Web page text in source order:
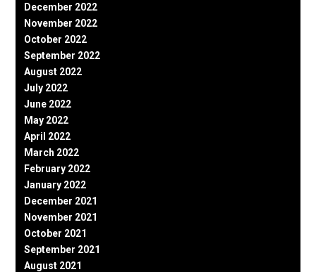
December 2022
November 2022
October 2022
September 2022
August 2022
July 2022
June 2022
May 2022
April 2022
March 2022
February 2022
January 2022
December 2021
November 2021
October 2021
September 2021
August 2021